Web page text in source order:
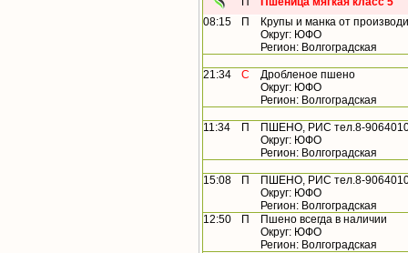
08:15
П
Крупы и манка от
Округ: ЮФО
Регион: Волгоградская
21:34 С
Дробленое пшено
Округ: ЮФО
Регион: Волгоградская
11:34 П
ПШЕНО, РИС тел.8-
Округ: ЮФО
Регион: Волгоградская
15:08 П
ПШЕНО, РИС тел.8-
Округ: ЮФО
Регион: Волгоградская
12:50
П
Пшено всегда в наличии
Округ: ЮФО
Регион: Волгоградская